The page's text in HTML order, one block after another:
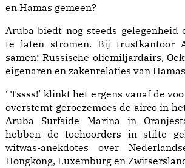
en Hamas gemeen?
Aruba biedt nog steeds gelegenheid
te laten stromen. Bij trustkantoor
samen: Russische oliemiljardairs,
eigenaren en zakenrelaties van
‘ Tssss!’ klinkt het ergens vanaf de
overstemt geroezemoes de airco in
Aruba Surfside Marina in
hebben de toehoorders in stilte
witwas-anekdotes over
Hongkong, Luxem­burg en